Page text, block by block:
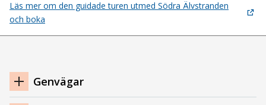
Läs mer om den guidade turen utmed Södra Älvstranden
och boka
Navigation
sidfot
Genvägar